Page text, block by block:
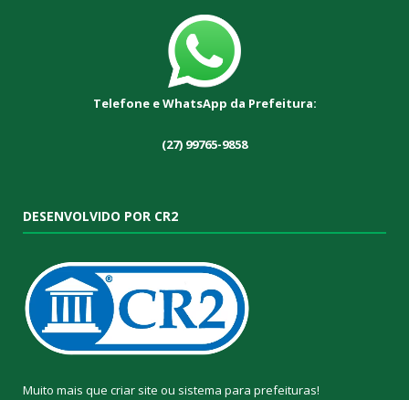
Telefone e WhatsApp da Prefeitura:
(27) 99765-9858
DESENVOLVIDO POR CR2
Muito mais que criar site ou sistema para prefeituras!